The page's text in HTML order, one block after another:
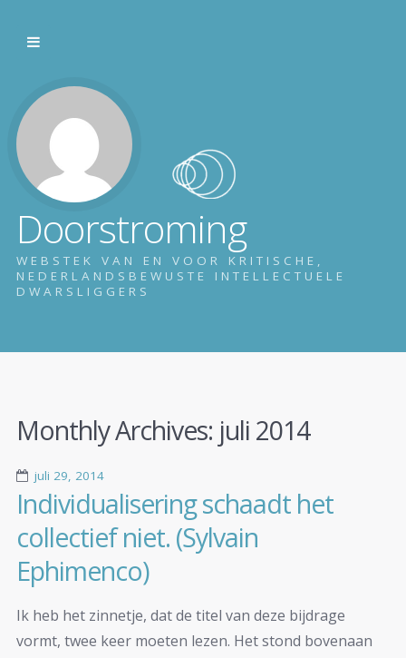
Doorstroming
WEBSTEK VAN EN VOOR KRITISCHE,
NEDERLANDSBEWUSTE INTELLECTUELE
DWARSLIGGERS
Monthly Archives: juli 2014
juli 29, 2014
Individualisering schaadt het
collectief niet. (Sylvain
Ephimenco)
Ik heb het zinnetje, dat de titel van deze bijdrage
vormt, twee keer moeten lezen. Het stond bovenaan